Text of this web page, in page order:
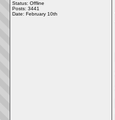
Status: Offline
Posts: 3441
Date: February 10th